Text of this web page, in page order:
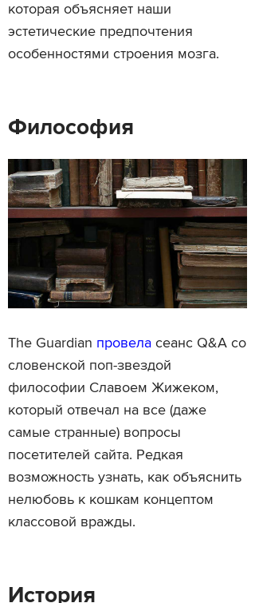
которая объясняет наши
эстетические предпочтения
особенностями строения мозга.
Философия
The Guardian провела сеанс Q&A со
словенской поп-звездой
философии Славоем Жижеком,
который отвечал на все (даже
самые странные) вопросы
посетителей сайта. Редкая
возможность узнать, как объяснить
нелюбовь к кошкам концептом
классовой вражды.
История